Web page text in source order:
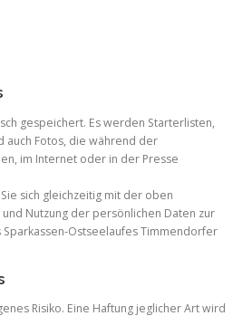
gespeichert. Es werden Starterlisten,
auch Fotos, die während der
im Internet oder in der Presse
sich gleichzeitig mit der oben
Nutzung der persönlichen Daten zur
Ostseelaufes Timmendorfer
Risiko. Eine Haftung jeglicher Art wird